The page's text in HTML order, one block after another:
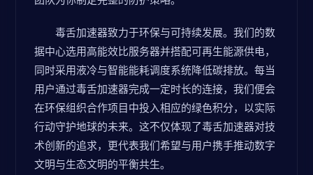
毒舌加速器致力于环保与可持续发展。我们的数
据中心选用高能效比服务器并搭配可再生能源供电，
同时采用液冷与智能能耗调度系统降低碳排放。每当
用户通过毒舌加速器完成一定时长的连接，我们便会
在环保组织合作项目中投入相应的绿色积分，以实际
行动守护地球的未来。这不仅体现了毒舌加速器对技
术创新的追求，更代表我们希望与用户携手推动数字
文明与生态文明的平衡共生。